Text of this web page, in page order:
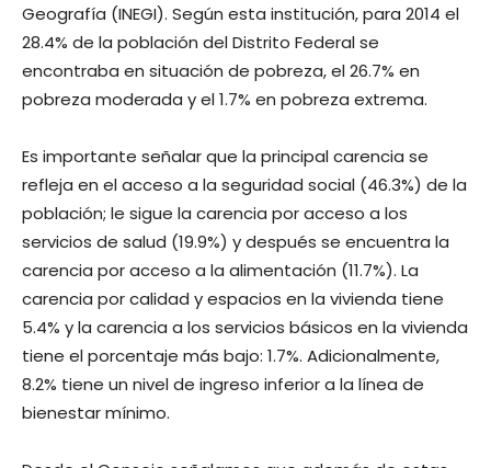
Geografía (INEGI). Según esta institución, para 2014 el
28.4% de la población del Distrito Federal se
encontraba en situación de pobreza, el 26.7% en
pobreza moderada y el 1.7% en pobreza extrema.
Es importante señalar que la principal carencia se
refleja en el acceso a la seguridad social (46.3%) de la
población; le sigue la carencia por acceso a los
servicios de salud (19.9%) y después se encuentra la
carencia por acceso a la alimentación (11.7%). La
carencia por calidad y espacios en la vivienda tiene
5.4% y la carencia a los servicios básicos en la vivienda
tiene el porcentaje más bajo: 1.7%. Adicionalmente,
8.2% tiene un nivel de ingreso inferior a la línea de
bienestar mínimo.